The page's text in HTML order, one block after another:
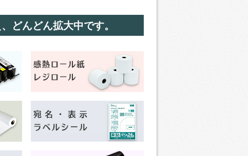
どんどん拡大中です。